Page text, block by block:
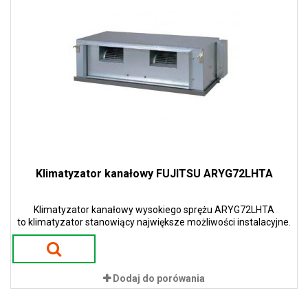
Klimatyzator kanałowy FUJITSU ARYG72LHTA
Klimatyzator kanałowy wysokiego sprężu ARYG72LHTA
to klimatyzator stanowiący największe możliwości instalacyjne.
Dodaj do porówania